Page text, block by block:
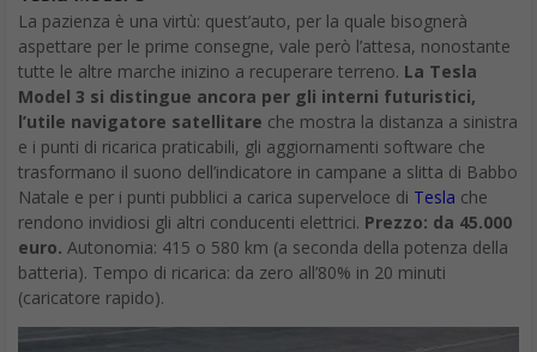
La pazienza è una virtù: quest’auto, per la quale bisognerà
aspettare per le prime consegne, vale però l’attesa, nonostante
tutte le altre marche inizino a recuperare terreno. La Tesla
Model 3 si distingue ancora per gli interni futuristici,
l’utile navigatore satellitare che mostra la distanza a sinistra
e i punti di ricarica praticabili, gli aggiornamenti software che
trasformano il suono dell’indicatore in campane a slitta di Babbo
Natale e per i punti pubblici a carica superveloce di Tesla che
rendono invidiosi gli altri conducenti elettrici. Prezzo: da 45.000
euro. Autonomia: 415 o 580 km (a seconda della potenza della
batteria). Tempo di ricarica: da zero all’80% in 20 minuti
(caricatore rapido).